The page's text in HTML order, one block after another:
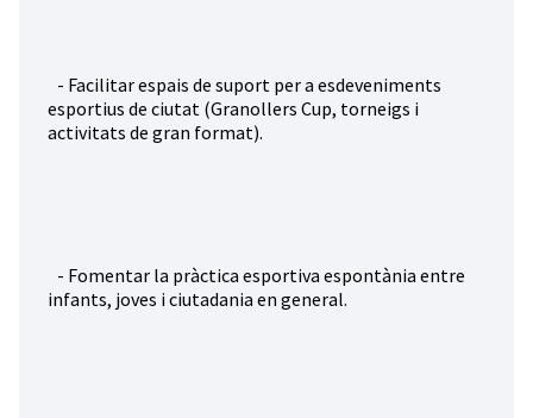
- Facilitar espais de suport per a esdeveniments
esportius de ciutat (Granollers Cup, torneigs i
activitats de gran format).
- Fomentar la pràctica esportiva espontània entre
infants, joves i ciutadania en general.